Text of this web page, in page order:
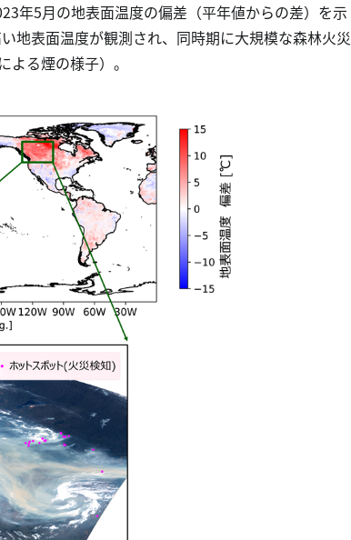
年5月の地表面温度の偏差（平年値からの差）を示
地表面温度が観測され、同時期に大規模な森林火災
る煙の様子）。